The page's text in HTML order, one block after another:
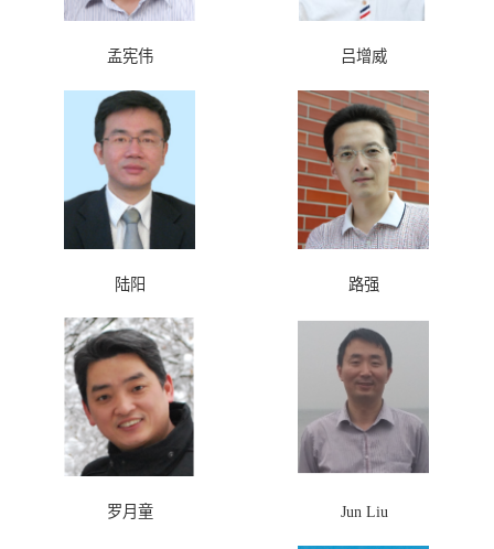
孟宪伟 吕增威
陆阳 路强
罗月童 Jun Liu